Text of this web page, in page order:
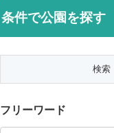
条件で公園を探す
フリーワード